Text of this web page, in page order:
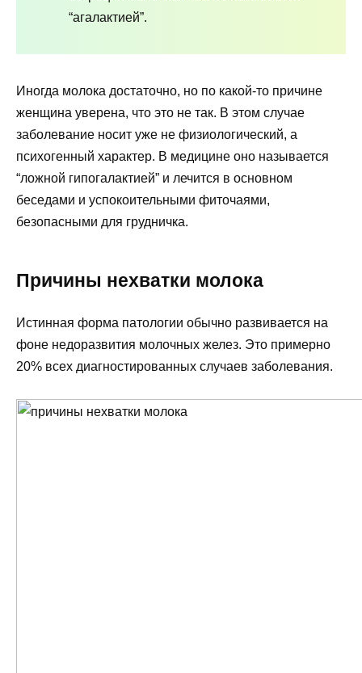
“агалактией”.
Иногда молока достаточно, но по какой-то причине
женщина уверена, что это не так. В этом случае
заболевание носит уже не физиологический, а
психогенный характер. В медицине оно называется
“ложной гипогалактией” и лечится в основном
беседами и успокоительными фиточаями,
безопасными для грудничка.
Причины нехватки молока
Истинная форма патологии обычно развивается на
фоне недоразвития молочных желез. Это примерно
20% всех диагностированных случаев заболевания.